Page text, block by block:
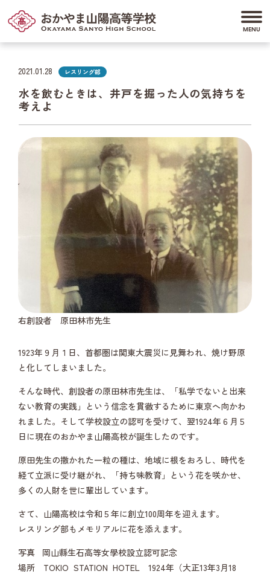
2021.01.28 レスリング部
水を飲むときは、井戸を掘った人の気持ちを
考えよ
右創設者 原田林市先生
1923年９月１日、首都圏は関東大震災に見舞われ、焼け野原
と化してしまいました。
そんな時代、創設者の原田林市先生は、「私学でないと出来
ない教育の実践」という信念を貫徹するために東京へ向かわ
れました。そして学校設立の認可を受けて、翌1924年６月５
日に現在のおかやま山陽高校が誕生したのです。
原田先生の撒かれた一粒の種は、地域に根をおろし、時代を
経て立派に受け継がれ、「持ち味教育」という花を咲かせ、
多くの人財を世に輩出しています。
さて、山陽高校は令和５年に創立100周年を迎えます。
レスリング部もメモリアルに花を添えます。
写真 岡山縣生石高等女學校設立認可記念
場所 TOKIO STATION HOTEL 1924年（大正13年3月18